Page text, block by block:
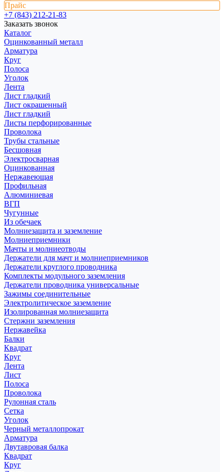
Прайс
+7 (843) 212-21-83
Заказать звонок
Каталог
Оцинкованный металл
Арматура
Круг
Полоса
Уголок
Лента
Лист гладкий
Лист окрашенный
Лист гладкий
Листы перфорированные
Проволока
Трубы стальные
Бесшовная
Электросварная
Оцинкованная
Нержавеющая
Профильная
Алюминиевая
ВГП
Чугунные
Из обечаек
Молниезащита и заземление
Молниеприемники
Мачты и молниеотводы
Держатели для мачт и молниеприемников
Держатели круглого проводника
Комплекты модульного заземления
Держатели проводника универсальные
Зажимы соединительные
Электролитическое заземление
Изолированная молниезащита
Стержни заземления
Нержавейка
Балки
Квадрат
Круг
Лента
Лист
Полоса
Проволока
Рулонная сталь
Сетка
Уголок
Черный металлопрокат
Арматура
Двутавровая балка
Квадрат
Круг